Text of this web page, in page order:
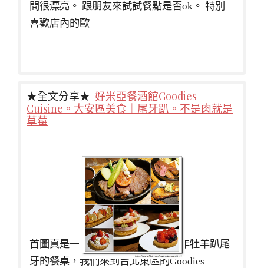
間很漂亮。 跟朋友來試試餐點是否ok。 特別
喜歡店內的歐
★全文分享★ 好米亞餐酒館Goodies
Cuisine。大安區美食｜尾牙趴。不是肉就是
草莓
首圖真是一整個暖色系啊！這是今年牡羊趴尾
牙的餐桌，我們來到台北東區的Goodies